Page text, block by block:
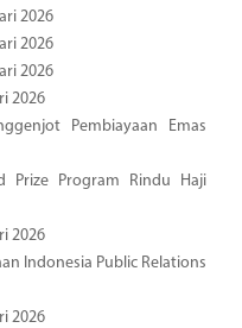
2026
2026
2026
2026
Pembiayaan Emas
Prize Program Rindu Haji
2026
Indonesia Public Relations
2026